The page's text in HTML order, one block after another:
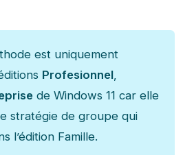
est uniquement
Profesionnel
de Windows 11 car elle
stratégie de groupe qui
l’édition Famille.